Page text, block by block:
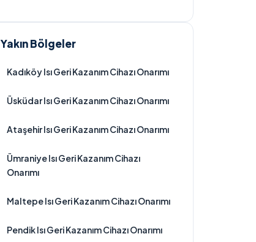
Yakın Bölgeler
Kadıköy Isı Geri Kazanım Cihazı Onarımı
Üsküdar Isı Geri Kazanım Cihazı Onarımı
Ataşehir Isı Geri Kazanım Cihazı Onarımı
Ümraniye Isı Geri Kazanım Cihazı
Onarımı
Maltepe Isı Geri Kazanım Cihazı Onarımı
Pendik Isı Geri Kazanım Cihazı Onarımı